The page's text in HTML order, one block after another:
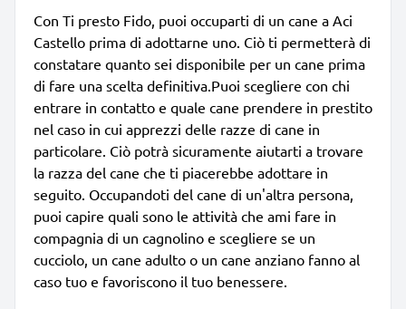
Con Ti presto Fido, puoi occuparti di un cane a Aci
Castello prima di adottarne uno. Ciò ti permetterà di
constatare quanto sei disponibile per un cane prima
di fare una scelta definitiva.Puoi scegliere con chi
entrare in contatto e quale cane prendere in prestito
nel caso in cui apprezzi delle razze di cane in
particolare. Ciò potrà sicuramente aiutarti a trovare
la razza del cane che ti piacerebbe adottare in
seguito. Occupandoti del cane di un'altra persona,
puoi capire quali sono le attività che ami fare in
compagnia di un cagnolino e scegliere se un
cucciolo, un cane adulto o un cane anziano fanno al
caso tuo e favoriscono il tuo benessere.